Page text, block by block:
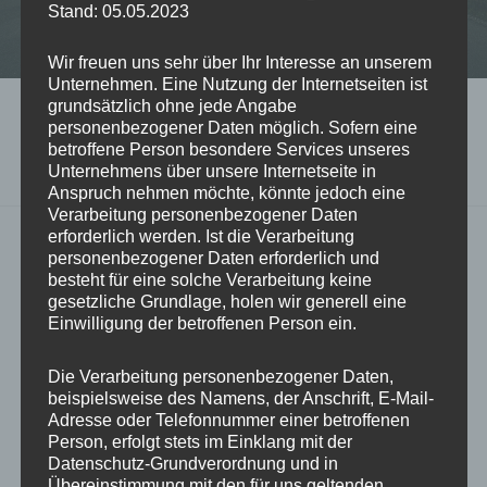
Alle Rechte vorbehalten.
SCHLAGWORT:GRUSELIGE HALLOWEEN
SPRÜCHE
Stand: 05.05.2023
Wir freuen uns sehr über Ihr Interesse an unserem
Unternehmen. Eine Nutzung der Internetseiten ist
grundsätzlich ohne jede Angabe
personenbezogener Daten möglich. Sofern eine
betroffene Person besondere Services unseres
Unternehmens über unsere Internetseite in
Anspruch nehmen möchte, könnte jedoch eine
Verarbeitung personenbezogener Daten
erforderlich werden. Ist die Verarbeitung
personenbezogener Daten erforderlich und
besteht für eine solche Verarbeitung keine
gesetzliche Grundlage, holen wir generell eine
Einwilligung der betroffenen Person ein.
Die Verarbeitung personenbezogener Daten,
beispielsweise des Namens, der Anschrift, E-Mail-
Adresse oder Telefonnummer einer betroffenen
Person, erfolgt stets im Einklang mit der
Datenschutz-Grundverordnung und in